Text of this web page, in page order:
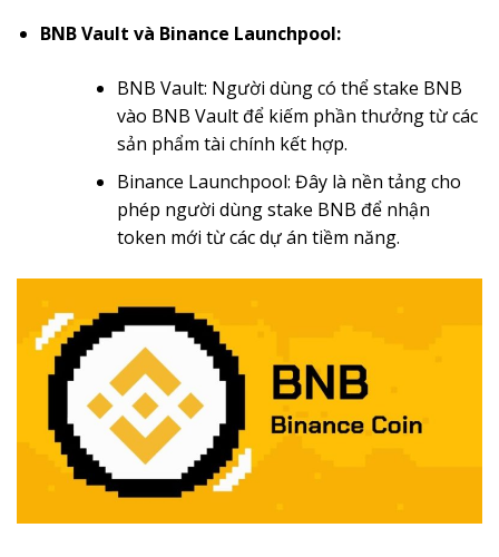
BNB Vault và Binance Launchpool:
BNB Vault: Người dùng có thể stake BNB
vào BNB Vault để kiếm phần thưởng từ các
sản phẩm tài chính kết hợp.
Binance Launchpool: Đây là nền tảng cho
phép người dùng stake BNB để nhận
token mới từ các dự án tiềm năng.